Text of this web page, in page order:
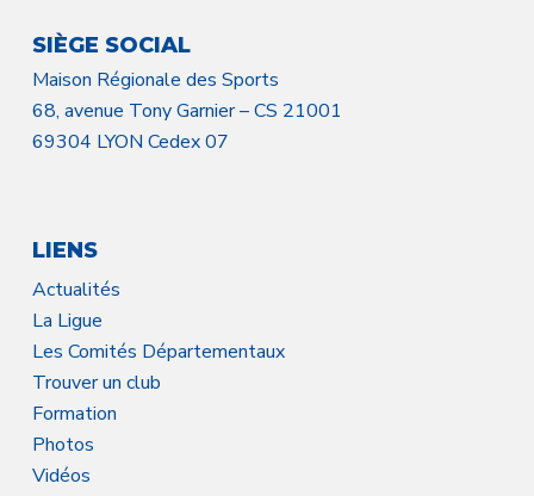
SIÈGE SOCIAL
Maison Régionale des Sports
68, avenue Tony Garnier – CS 21001
69304 LYON Cedex 07
LIENS
Actualités
La Ligue
Les Comités Départementaux
Trouver un club
Formation
Photos
Vidéos